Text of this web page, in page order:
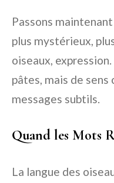
Passons
plus mystérieux,
oiseaux,
pâtes, mais de sens
messages subtils.
Quand les Mots
La langue des